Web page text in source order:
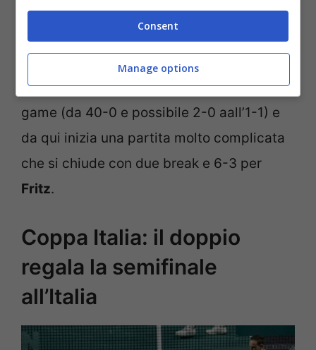
set non sfruttate.
Nel secondo il toscano non riesce ad
approfittare di tre palle break nel secondo
game (da 40-0 e possibile 2-0 aall’1-1) e
da qui inizia una partita molto complicata
che si chiude con due break e 6-3 per
Fritz.
Coppa Italia: il doppio
regala la semifinale
all’Italia
Consent
Manage options